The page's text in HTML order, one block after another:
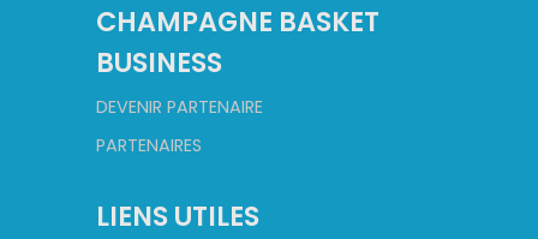
CHAMPAGNE BASKET
BUSINESS
DEVENIR PARTENAIRE
PARTENAIRES
LIENS UTILES